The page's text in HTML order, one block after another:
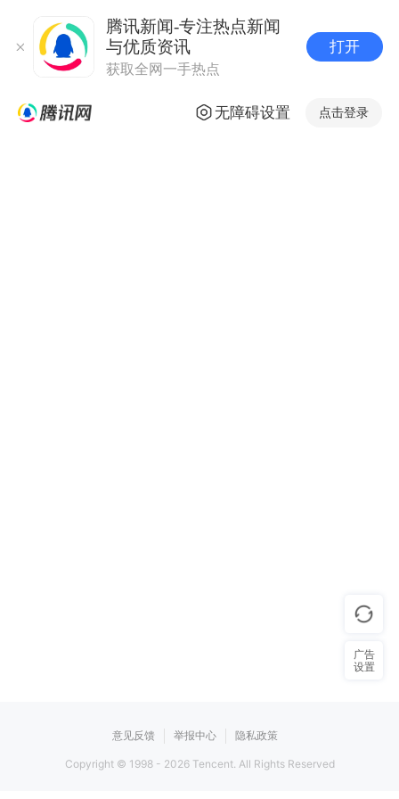
腾讯新闻-专注热点新闻
与优质资讯
获取全网一手热点
打开
无障碍设置 点击登录
意见反馈 举报中心 隐私政策
Copyright © 1998 - 2026Tencent. All Rights Reserved
广告
设置